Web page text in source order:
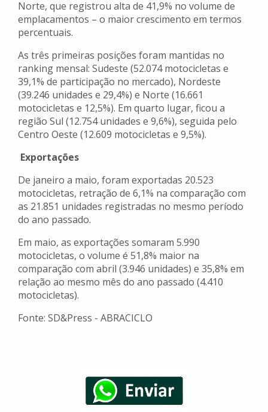
Norte, que registrou alta de 41,9% no volume de
emplacamentos – o maior crescimento em termos
percentuais.
As três primeiras posições foram mantidas no
ranking mensal: Sudeste (52.074 motocicletas e
39,1% de participação no mercado), Nordeste
(39.246 unidades e 29,4%) e Norte (16.661
motocicletas e 12,5%). Em quarto lugar, ficou a
região Sul (12.754 unidades e 9,6%), seguida pelo
Centro Oeste (12.609 motocicletas e 9,5%).
Exportações
De janeiro a maio, foram exportadas 20.523
motocicletas, retração de 6,1% na comparação com
as 21.851 unidades registradas no mesmo período
do ano passado.
Em maio, as exportações somaram 5.990
motocicletas, o volume é 51,8% maior na
comparação com abril (3.946 unidades) e 35,8% em
relação ao mesmo mês do ano passado (4.410
motocicletas).
Fonte: SD&Press - ABRACICLO